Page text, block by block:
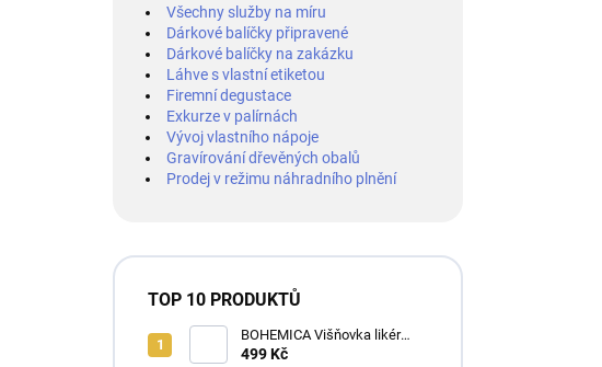
Všechny služby na míru
Dárkové balíčky připravené
Dárkové balíčky na zakázku
Láhve s vlastní etiketou
Firemní degustace
Exkurze v palírnách
Vývoj vlastního nápoje
Gravírování dřevěných obalů
Prodej v režimu náhradního plnění
TOP 10 PRODUKTŮ
BOHEMICA Višňovka likér
25% 0,7L
499 Kč